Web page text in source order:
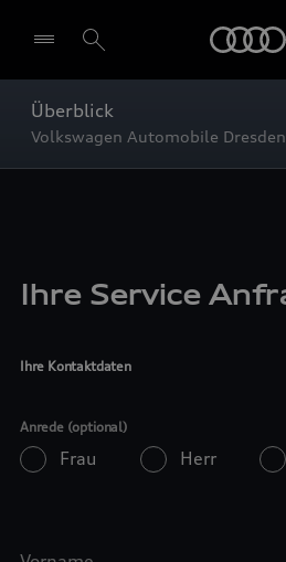
Überblick
Volkswagen Automobile Dresden